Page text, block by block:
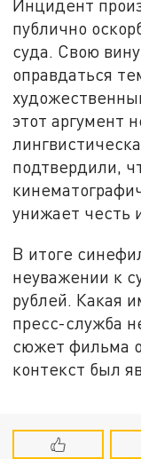
Инцидент
публично
суда. Свою
оправдаться
этот аргумент
подтвердили,
унижает честь
В итоге
неуважении к
рублей. Какая
пресс-служба
сюжет фильма
контекст был